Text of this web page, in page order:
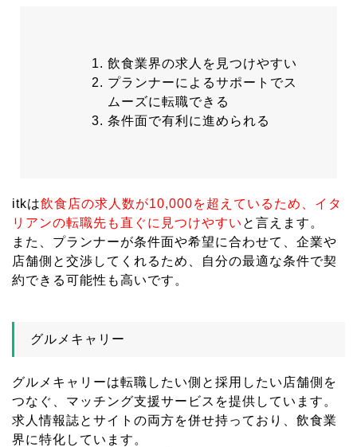
飲食業界の求人を見つけやすい
プランナーによるサポートでス
ムーズに転職できる
条件面で有利に進められる
itkは飲食店の求人数が10,000を超えているため、イタ
リアンの転職先も直ぐに見つけやすい と言えます。
また、プランナーが条件面や希望に合わせて、企業や
店舗側と交渉してくれるため、自分の最適な条件で契
約できる可能性も高いです。
グルメキャリー
グルメキャリーは転職したい側と採用したい店舗側を
つなぐ、マッチング支援サービスを提供しています。
求人情報誌とサイトの両方を併せ持っており、飲食業
界に特化しています。